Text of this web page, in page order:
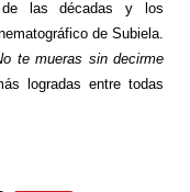
de las décadas y los
de Subiela.
te mueras sin decirme
logradas entre todas